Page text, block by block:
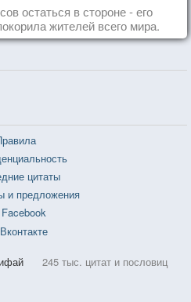
остаться в стороне - его
жителей всего мира.
цитаты
и предложения
Facebook
Вконтакте
245 тыс. цитат и пословиц